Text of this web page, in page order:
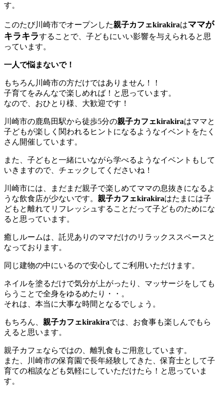
す。
このたび川崎市でオープンした親子カフェkirakiraはママが
キラキラすることで、子どもにいい影響を与えられると思
っています。
一人で悩まないで！
もちろん川崎市の方だけではありません！！
子育てをみんなで楽しめれば！と思っています。
なので、おひとり様、大歓迎です！
川崎市の鹿島田駅から徒歩5分の親子カフェkirakiraはママと
子どもが楽しく関われるヒントになるようなイベントをたく
さん開催しています。
また、子どもと一緒にいながら学べるようなイベントもして
いきますので、チェックしてくださいね！
川崎市には、まだまだ親子で楽しめてママの息抜きになるよ
うな飲食店が少ないです。 親子カフェkirakiraはたまには子
どもと離れてリフレッシュすることだって子どものためにな
ると思っています。
癒しルームは、託児ありのママだけのリラックススペースと
なっております。
同じ建物の中にいるので安心してご利用いただけます。
ネイルを塗るだけで気分が上がったり、マッサージをしても
らうことで全身をゆるめたり・・。
それは、本当に大事な時間となるでしょう。
もちろん、 親子カフェkirakiraでは、お食事も楽しんでもら
えると思います。
親子カフェならではの、離乳食もご用意しています。
また、川崎市の保育園で長年経験してきた、保育士として子
育ての相談なども気軽にしていただけたら！と思っていま
す。